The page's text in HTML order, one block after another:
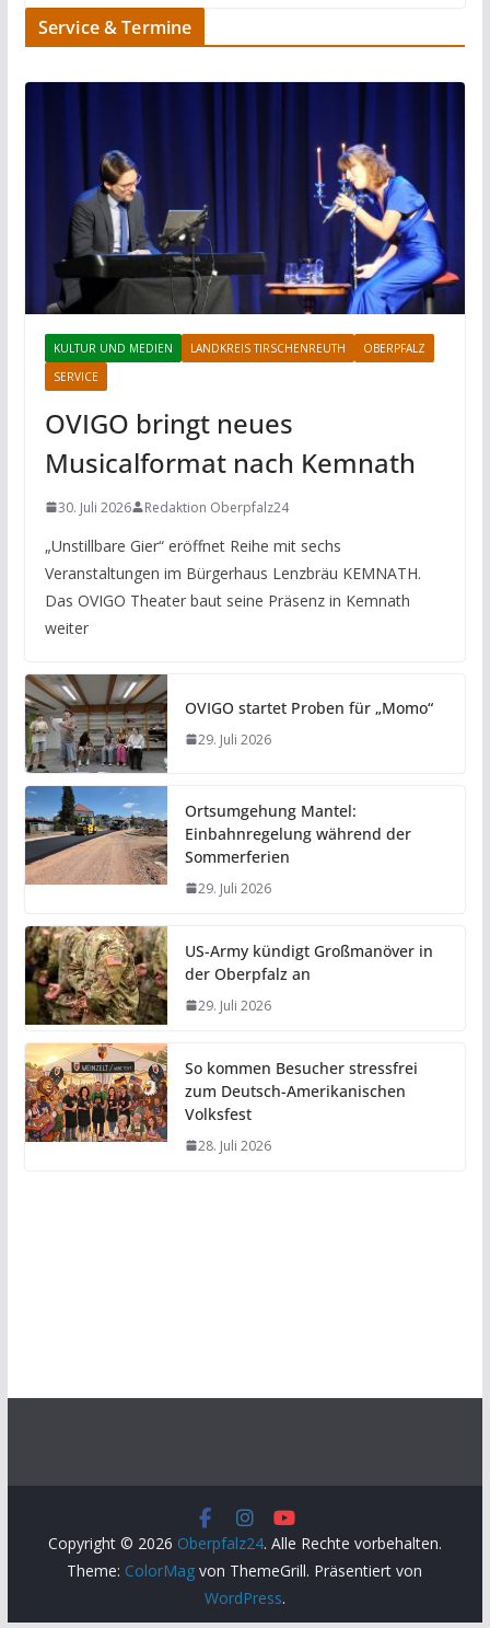
Service & Termine
KULTUR UND MEDIEN LANDKREIS TIRSCHENREUTH
OBERPFALZ
SERVICE
OVIGO bringt neues
Musicalformat nach Kemnath
30. Juli 2026 Redaktion Oberpfalz24
„Unstillbare Gier“ eröffnet Reihe mit sechs
Veranstaltungen im Bürgerhaus Lenzbräu KEMNATH.
Das OVIGO Theater baut seine Präsenz in Kemnath
weiter
OVIGO startet Proben für „Momo“
29. Juli 2026
Ortsumgehung Mantel:
Einbahnregelung während der
Sommerferien
29. Juli 2026
US-Army kündigt Großmanöver in
der Oberpfalz an
29. Juli 2026
So kommen Besucher stressfrei
zum Deutsch-Amerikanischen
Volksfest
28. Juli 2026
Copyright © 2026 Oberpfalz24. Alle Rechte vorbehalten.
Theme: ColorMag von ThemeGrill. Präsentiert von
WordPress.